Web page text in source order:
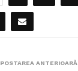
POSTAREA ANTERIOARĂ